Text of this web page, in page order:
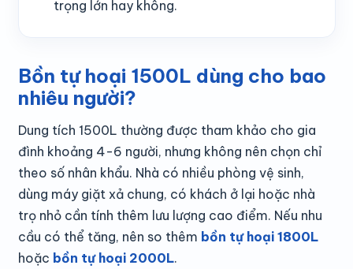
trọng lớn hay không.
Bồn tự hoại 1500L dùng cho bao
nhiêu người?
Dung tích 1500L thường được tham khảo cho gia
đình khoảng 4-6 người, nhưng không nên chọn chỉ
theo số nhân khẩu. Nhà có nhiều phòng vệ sinh,
dùng máy giặt xả chung, có khách ở lại hoặc nhà
trọ nhỏ cần tính thêm lưu lượng cao điểm. Nếu nhu
cầu có thể tăng, nên so thêm bồn tự hoại 1800L
hoặc bồn tự hoại 2000L.